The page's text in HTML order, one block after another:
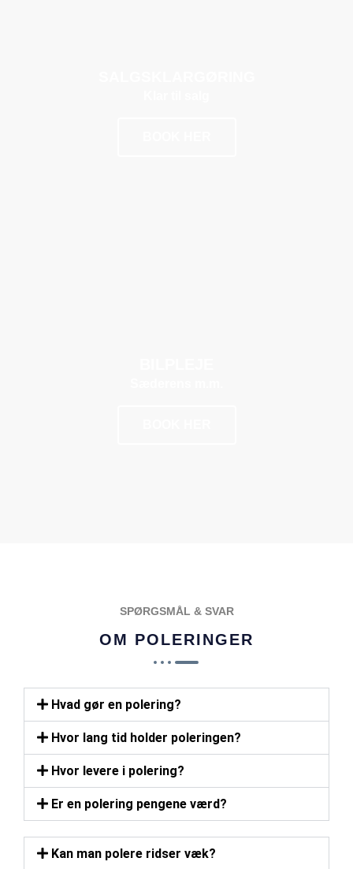
SPØRGSMÅL & SVAR
OM POLERINGER
Hvad gør en polering?
Hvor lang tid holder poleringen?
Hvor levere i polering?
Er en polering pengene værd?
Kan man polere ridser væk?